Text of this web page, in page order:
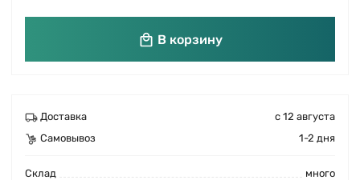
В корзину
Доставка
с 12 августа
Самовывоз
1-2 дня
Cклад много